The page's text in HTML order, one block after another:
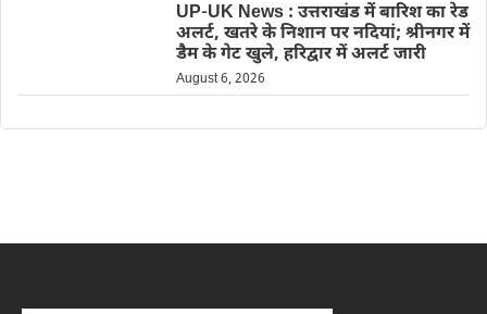
UP-UK News : उत्तराखंड में बारिश का रेड
अलर्ट, खतरे के निशान पर नदियां; श्रीनगर में
डैम के गेट खुले, हरिद्वार में अलर्ट जारी
August 6, 2026